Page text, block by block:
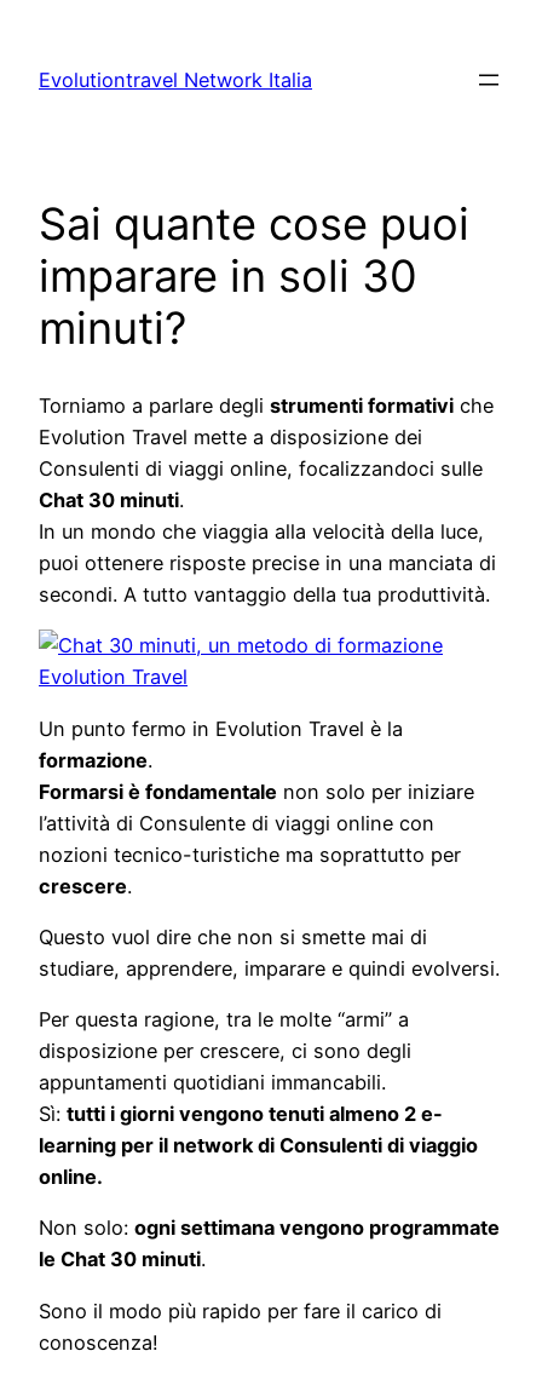
contenuto
Evolutiontravel Network Italia
Sai quante cose puoi
imparare in soli 30
minuti?
Torniamo a parlare degli strumenti formativi che
Evolution Travel mette a disposizione dei
Consulenti di viaggi online, focalizzandoci sulle
Chat 30 minuti.
In un mondo che viaggia alla velocità della luce,
puoi ottenere risposte precise in una manciata di
secondi. A tutto vantaggio della tua produttività.
Un punto fermo in Evolution Travel è la
formazione.
Formarsi è fondamentale non solo per iniziare
l’attività di Consulente di viaggi online con
nozioni tecnico-turistiche ma soprattutto per
crescere.
Questo vuol dire che non si smette mai di
studiare, apprendere, imparare e quindi evolversi.
Per questa ragione, tra le molte “armi” a
disposizione per crescere, ci sono degli
appuntamenti quotidiani immancabili.
Sì: tutti i giorni vengono tenuti almeno 2 e-
learning per il network di Consulenti di viaggio
online.
Non solo: ogni settimana vengono programmate
le Chat 30 minuti.
Sono il modo più rapido per fare il carico di
conoscenza!